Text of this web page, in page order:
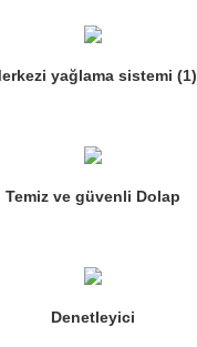
yağlama sistemi (1)
Temiz ve güvenli Dolap
Denetleyici